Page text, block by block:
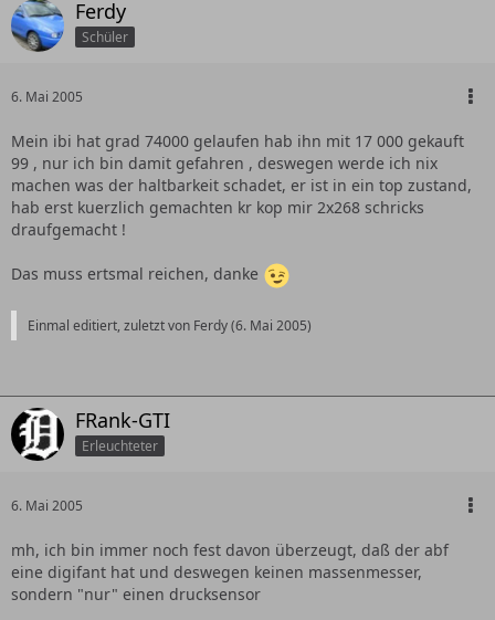
Ferdy
Schüler
6. Mai 2005
Mein ibi hat grad 74000 gelaufen hab ihn mit 17 000 gekauft
99 , nur ich bin damit gefahren , deswegen werde ich nix
machen was der haltbarkeit schadet, er ist in ein top zustand,
hab erst kuerzlich gemachten kr kop mir 2x268 schricks
draufgemacht !
Das muss ertsmal reichen, danke
Einmal editiert, zuletzt von Ferdy (6. Mai 2005)
FRank-GTI
Erleuchteter
6. Mai 2005
mh, ich bin immer noch fest davon überzeugt, daß der abf
eine digifant hat und deswegen keinen massenmesser,
sondern "nur" einen drucksensor